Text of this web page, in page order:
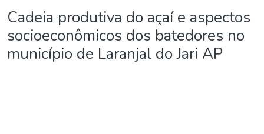
Cadeia produtiva do açaí e aspectos
socioeconômicos dos batedores no
município de Laranjal do Jari AP